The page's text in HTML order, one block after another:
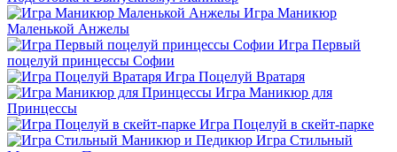
Игра Маникюр
Маленькой Анжелы
Игра Первый
поцелуй принцессы Софии
Игра Поцелуй Вратаря
Игра Маникюр для
Принцессы
Игра Поцелуй в скейт-парке
Игра Стильный